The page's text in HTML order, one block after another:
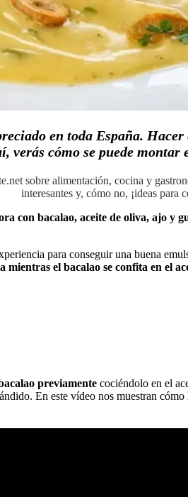
en toda España.
verás cómo se puede
sobre alimentación, cocina y
interesantes y, cómo no, ¡ideas para
con bacalao, aceite de oliva, ajo y
para conseguir una buena
el bacalao se confita en el
previamente cociéndolo en el
En este vídeo nos muestran cómo